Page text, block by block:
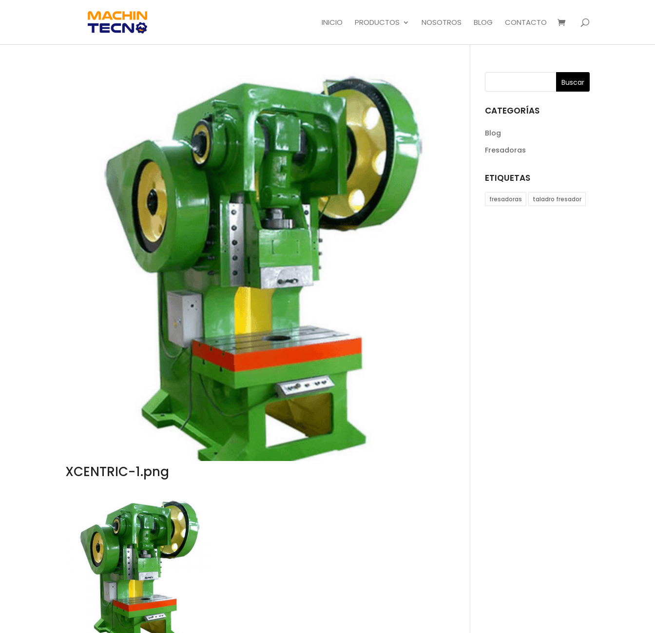
INICIO PRODUCTOS NOSOTROS BLOG CONTACTO
XCENTRIC-1.png
CATEGORÍAS
Blog
Fresadoras
ETIQUETAS
fresadoras taladro fresador